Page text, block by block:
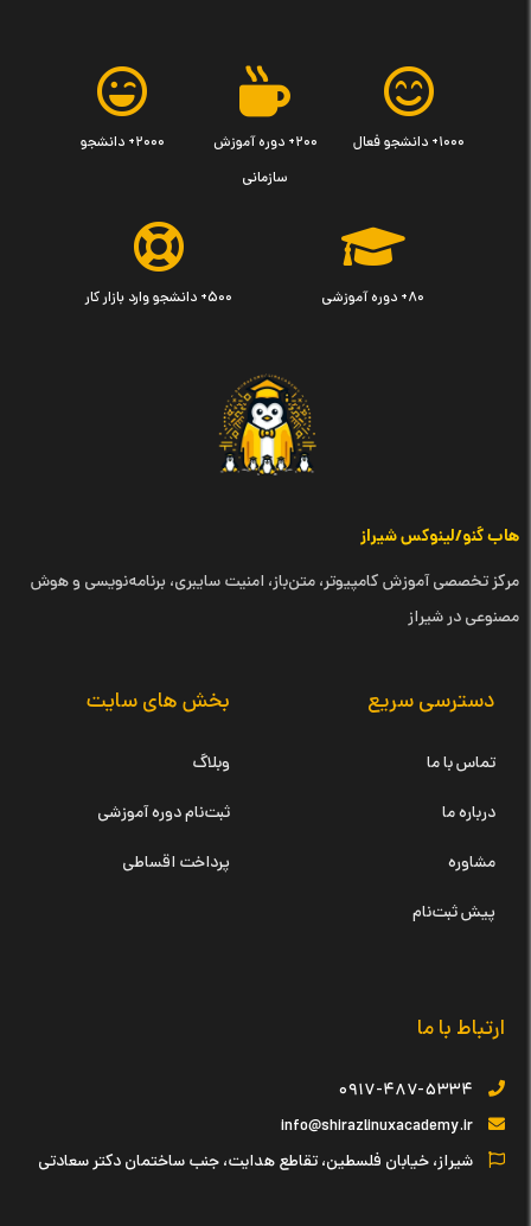
۱۰۰۰+ دانشجو فعال
۲۰۰+ دوره آموزش
سازمانی
۲۰۰۰+ دانشجو
۸۰+ دوره آموزشی ۵۰۰+ دانشجو وارد بازار کار
هاب گنو/لینوکس شیراز
مرکز تخصصی آموزش کامپیوتر، متن‌باز، امنیت سایبری، برنامه‌نویسی و هوش
مصنوعی در شیراز
دسترسی سریع
تماس با ما
درباره ما
مشاوره
پیش ثبت‌نام
بخش های سایت
وبلاگ
ثبت‌نام دوره آموزشی
پرداخت اقساطی
ارتباط با ما
۰۹۱۷-۴۸۷-۵۳۳۴
info@shirazlinuxacademy.ir
شیراز، خیابان فلسطین، تقاطع هدایت، جنب ساختمان دکتر سعادتی